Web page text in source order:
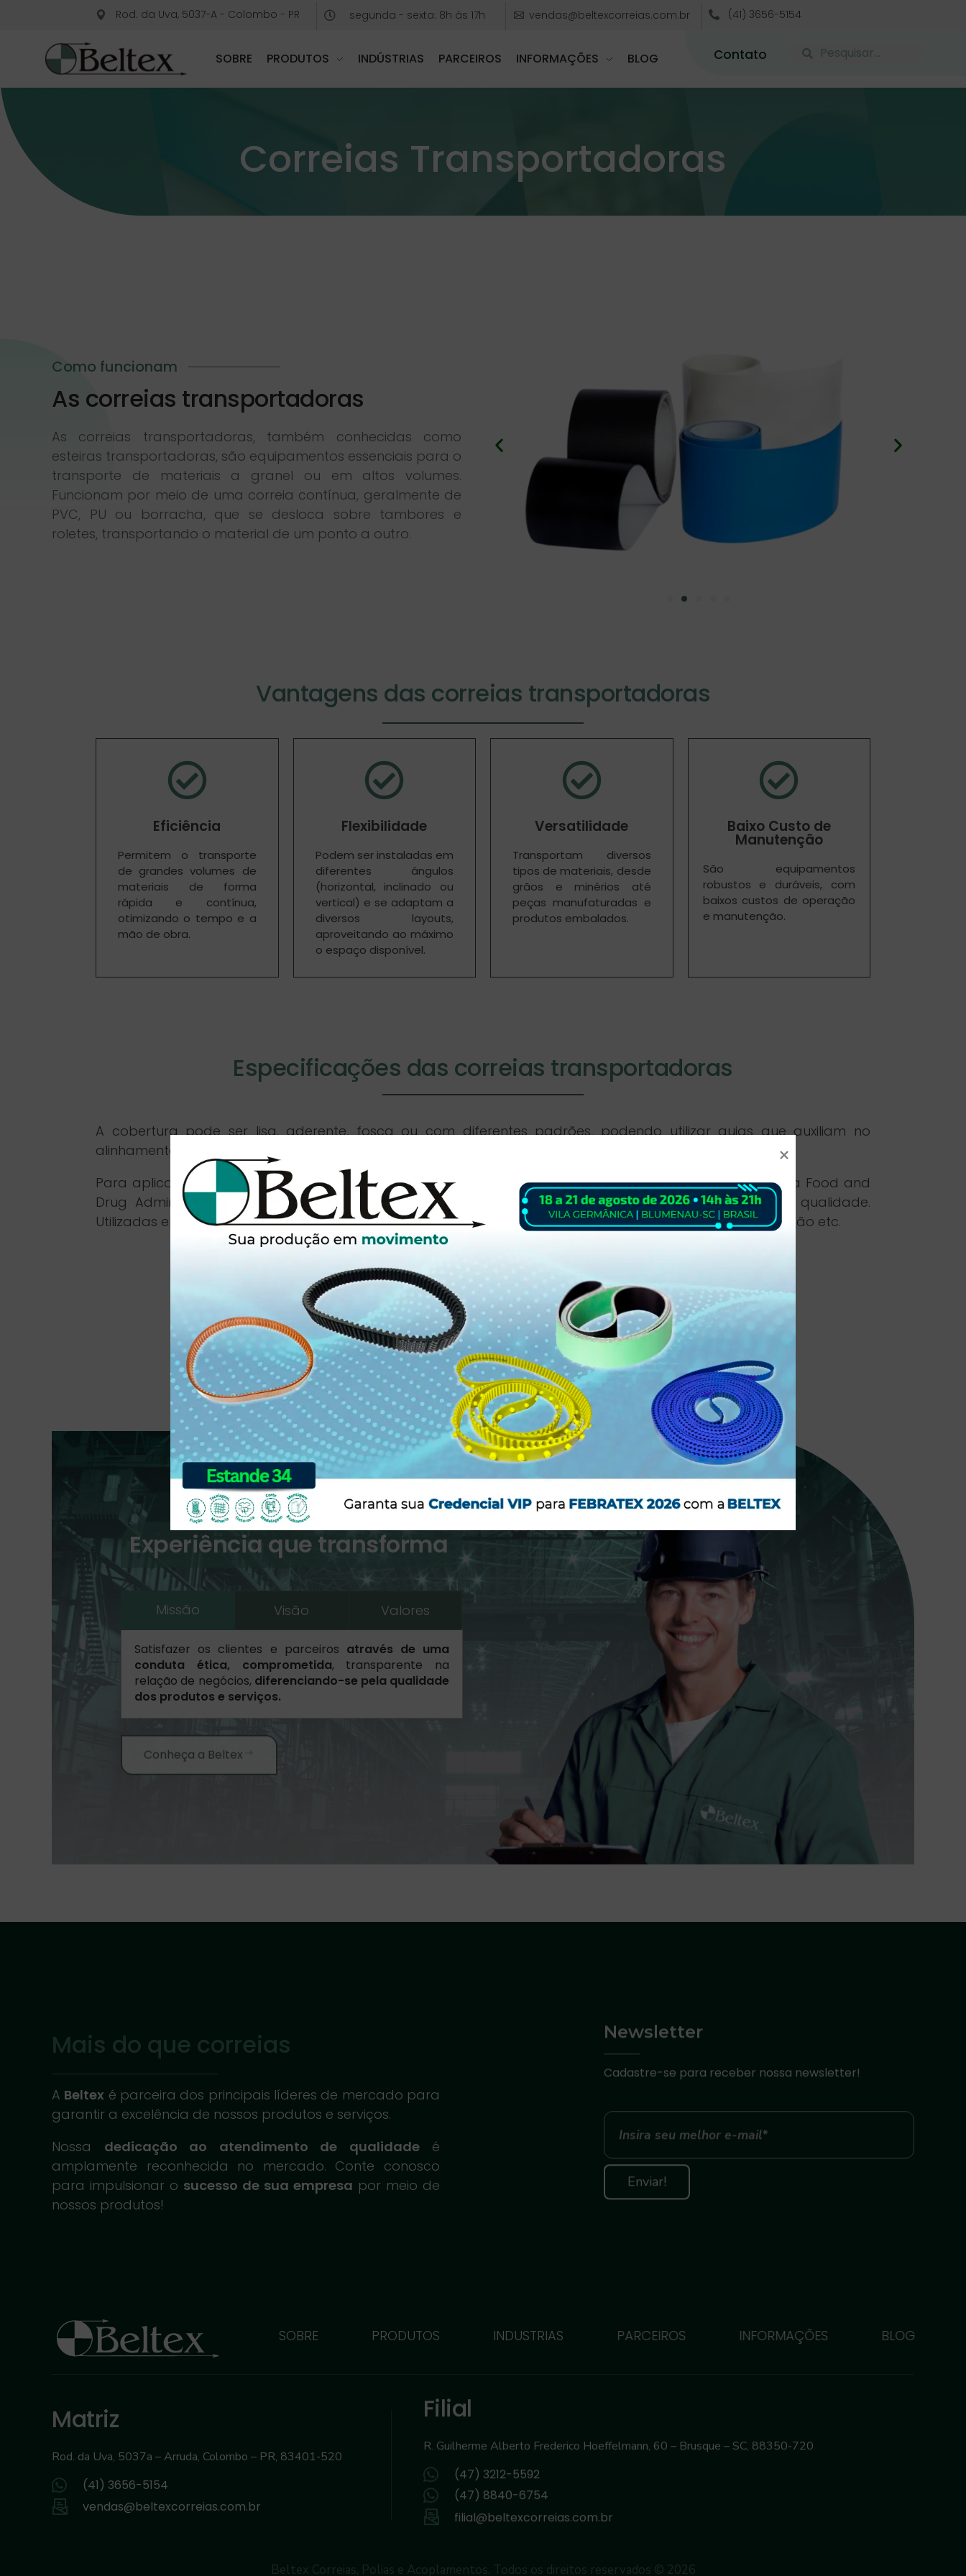
Rod. da Uva, 5037-A - Colombo - PR segunda - sexta: 8h às 17h vendas@beltexcorreias.com.br (41) 3656-5154
SOBRE PRODUTOS INDÚSTRIAS PARCEIROS INFORMAÇÕES BLOG Contato
Correias Transportadoras
Como funcionam
As correias transportadoras
As correias transportadoras, também conhecidas como
esteiras transportadoras, são equipamentos essenciais para o
transporte de materiais a granel ou em altos volumes.
Funcionam por meio de uma correia contínua, geralmente de
PVC, PU ou borracha, que se desloca sobre tambores e
roletes, transportando o material de um ponto a outro.
Vantagens das correias transportadoras
Eficiência
Permitem o transporte
de grandes volumes de
materiais de forma
rápida e contínua,
otimizando o tempo e a
mão de obra.
Flexibilidade
Podem ser instaladas em
diferentes ângulos
(horizontal, inclinado ou
vertical) e se adaptam a
diversos layouts,
aproveitando ao máximo
o espaço disponível.
Versatilidade
Transportam diversos
tipos de materiais, desde
grãos e minérios até
peças manufaturadas e
produtos embalados.
Baixo Custo de
Manutenção
São equipamentos
robustos e duráveis, com
baixos custos de operação
e manutenção.
Especificações das correias transportadoras
A cobertura pode ser lisa, aderente, fosca ou com diferentes padrões, podendo utilizar guias que auxiliam no
alinhamento da correia, e as taliscas no transporte e posicionamento dos produtos.
Para aplicações na indústria de processamento de alimentos, as correias contam com a aprovação da Food and
Drug Administration (FDA) e atendem às exigências do mercado com os mais rígidos controles de qualidade.
Utilizadas em uma ampla variedade de indústrias: agricultura, alimentícia, embalagem, logística e distribuição etc.
Experiência que transforma
Missão Visão Valores
Satisfazer os clientes e parceiros através de uma
conduta ética, comprometida, transparente na
relação de negócios, diferenciando-se pela qualidade
dos produtos e serviços.
Conheça a Beltex
Mais do que correias
A Beltex é parceira dos principais líderes de mercado para
garantir a excelência de nossos produtos e serviços.
Nossa dedicação ao atendimento de qualidadeé
amplamente reconhecida no mercado. Conte conosco
para impulsionar o sucesso de sua empresa por meio de
nossos produtos!
Newsletter
Cadastre-se para receber nossa newsletter!
SOBRE PRODUTOS INDUSTRIAS PARCEIROS INFORMAÇÕES BLOG
Matriz
Rod. da Uva, 5037a – Arruda, Colombo – PR, 83401-520
(41) 3656-5154
vendas@beltexcorreias.com.br
Filial
R. Guilherme Alberto Frederico Hoeffelmann, 60 – Brusque – SC, 88350-720
(47) 3212-5592
(47) 8840-6754
filial@beltexcorreias.com.br
Beltex Correias, Polias e Acoplamentos. Todos os direitos reservados © 2026